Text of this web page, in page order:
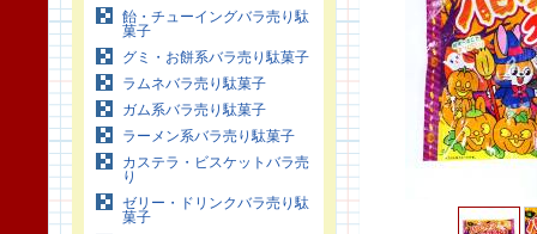
飴・チューイングバラ売り駄
菓子
グミ・お餅系バラ売り駄菓子
ラムネバラ売り駄菓子
ガム系バラ売り駄菓子
ラーメン系バラ売り駄菓子
カステラ・ビスケットバラ売
り
ゼリー・ドリンクバラ売り駄
菓子